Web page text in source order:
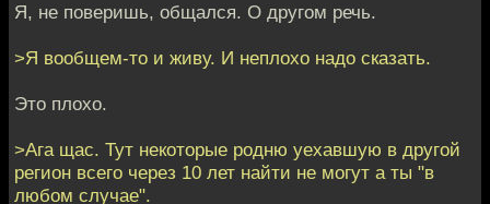
Я, не поверишь, общался. О другом речь.
>Я вообщем-то и живу. И неплохо надо сказать.
Это плохо.
>Ага щас. Тут некоторые родню уехавшую в другой
регион всего через 10 лет найти не могут а ты "в
любом случае".